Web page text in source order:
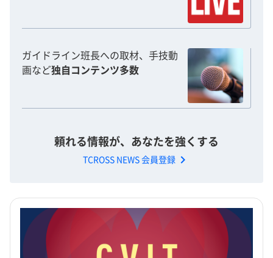
ガイドライン班長への取材、手技動
画など独自コンテンツ多数
頼れる情報が、あなたを強くする
TCROSS NEWS 会員登録 chevron_right